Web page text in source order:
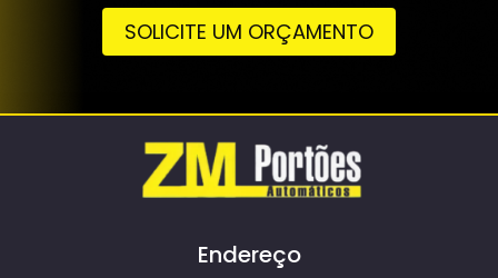
SOLICITE UM ORÇAMENTO
Endereço